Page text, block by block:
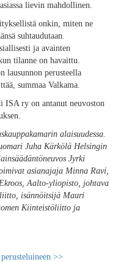
lievin mahdollinen.
onkin, miten ne
suhtaudutaan.
ja avainten
tilanne on havaittu.
lausunnon perusteella
summaa Valkama.
ry on antanut neuvoston
alaisuudessa.
Juha Kärkölä Helsingin
Jyrki
asianajaja Minna Ravi,
Aalto-yliopisto, johtava
isännöitsijä Mauri
Kiinteistöliitto ja
>>